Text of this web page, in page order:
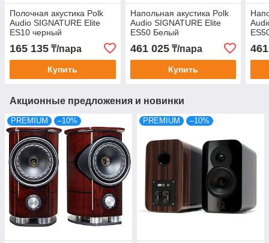
Полочная акустика Polk
Audio SIGNATURE Elite
ES10 черный
165 135 ₸/пара
Купить
Напольная акустика Polk
Audio SIGNATURE Elite
ES50 Белый
461 025₸/пара
Купить
Акционные предложения и новинки
PREMIUM –10% PREMIUM –10%